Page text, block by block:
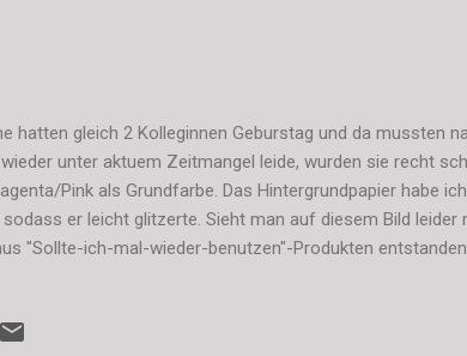
hatten gleich 2 Kolleginnen Geburstag und da mussten
unter aktuem Zeitmangel leide, wurden sie recht
Pink als Grundfarbe. Das Hintergrundpapier habe
er leicht glitzerte. Sieht man auf diesem Bild leider
"Sollte-ich-mal-wieder-benutzen"-Produkten
in der Kombination mit dem Geschenk, das ich euch ja